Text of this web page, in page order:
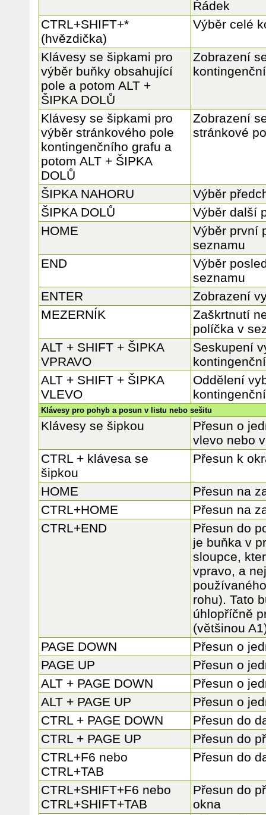
Řádek
CTRL+SHIFT+*
(hvězdička)
Výběr celé
Klávesy se šipkami pro
výběr buňky obsahující
pole a potom ALT +
ŠIPKA DOLŮ
Zobrazení
Klávesy se šipkami pro
výběr stránkového pole
kontingenčního grafu a
potom ALT + ŠIPKA
DOLŮ
Zobrazení
stránkové
ŠIPKA NAHORU
Výběr
ŠIPKA DOLŮ
Výběr další
HOME
Výběr první
seznamu
END
Výběr
seznamu
ENTER
Zobrazení
MEZERNÍK
Zaškrtnutí
políčka v
ALT + SHIFT + ŠIPKA
VPRAVO
Seskupení
ALT + SHIFT + ŠIPKA
VLEVO
Oddělení
Klávesy pro pohyb a posun v listu nebo sešitu
Klávesy se šipkou
Přesun o
vlevo nebo
CTRL + klávesa se
šipkou
Přesun k
HOME
Přesun na
CTRL+HOME
Přesun na
CTRL+END
Přesun do
je buňka v
sloupce,
vpravo, a
rohu). Tato
úhlopříčně
(většinou
PAGE DOWN
Přesun o
PAGE UP
Přesun o
ALT + PAGE DOWN
Přesun o
ALT + PAGE UP
Přesun o
CTRL + PAGE DOWN
Přesun do
CTRL + PAGE UP
Přesun do
CTRL+F6 nebo
CTRL+TAB
Přesun do
CTRL+SHIFT+F6 nebo
CTRL+SHIFT+TAB
Přesun do
okna